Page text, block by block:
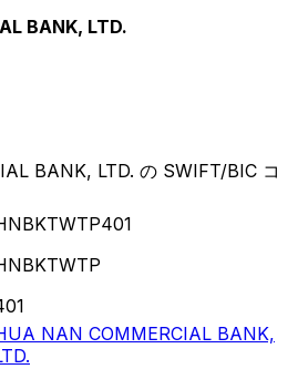
BANK, LTD.
BANK, LTD. の SWIFT/BIC コ
NAN COMMERCIAL BANK,